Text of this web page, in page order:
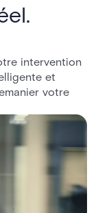
intervention
et
votre